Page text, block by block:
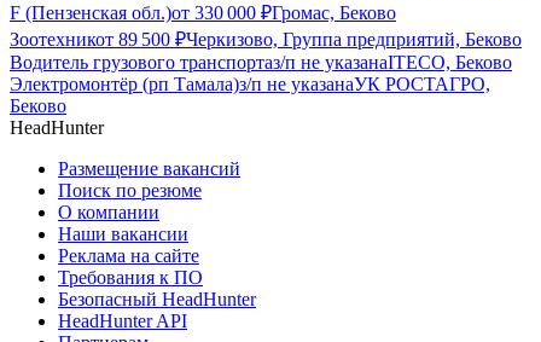
F (Пензенская обл.)от 330 000 ₽Громас, Беково
Зоотехникот 89 500 ₽Черкизово, Группа предприятий, Беково
Водитель грузового транспортаз/п не указанаITECO, Беково
Электромонтёр (рп Тамала)з/п не указанаУК РОСТАГРО,
Беково
HeadHunter
Размещение вакансий
Поиск по резюме
О компании
Наши вакансии
Реклама на сайте
Требования к ПО
Безопасный HeadHunter
HeadHunter API